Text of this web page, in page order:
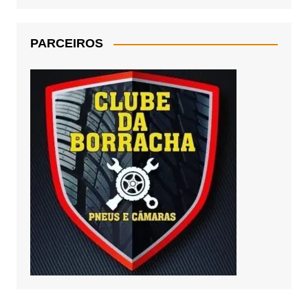
PARCEIROS